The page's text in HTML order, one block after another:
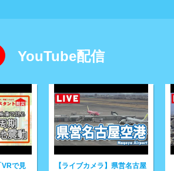
YouTube配信
】県営名古屋
【ライブカメラ】名古屋